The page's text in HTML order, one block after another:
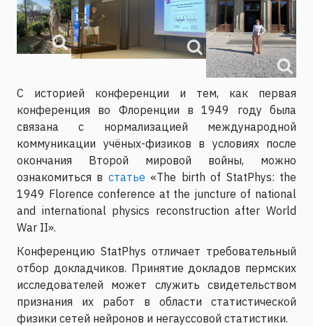
С историей конференции и тем, как первая
конференция во Флоренции в 1949 году была
связана с нормализацией международной
коммуникации учёных-физиков в условиях после
окончания Второй мировой войны, можно
ознакомиться в статье «The birth of StatPhys: the
1949 Florence conference at the juncture of national
and international physics reconstruction after World
War II».
Конференцию StatPhys отличает требовательный
отбор докладчиков. Принятие докладов пермских
исследователей может служить свидетельством
признания их работ в области статистической
физики сетей нейронов и негауссовой статистики.